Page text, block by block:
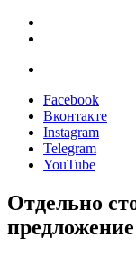
Facebook
Вконтакте
Instagram
Telegram
YouTube
Отдельно
предложение